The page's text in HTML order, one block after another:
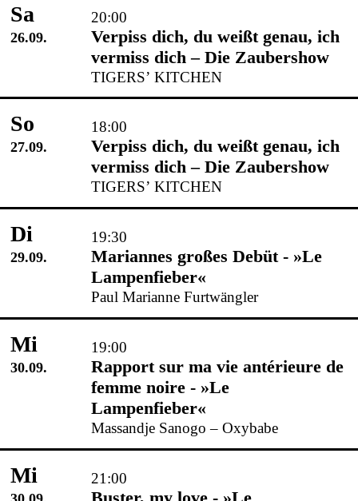
Sa
26.09.
20:00
Verpiss dich, du weißt genau, ich
vermiss dich – Die Zaubershow
TIGERS’ KITCHEN
So
27.09.
18:00
Verpiss dich, du weißt genau, ich
vermiss dich – Die Zaubershow
TIGERS’ KITCHEN
Di
29.09.
19:30
Mariannes großes Debüt - »Le
Lampenfieber«
Paul Marianne Furtwängler
Mi
30.09.
19:00
Rapport sur ma vie antérieure de
femme noire - »Le
Lampenfieber«
Massandje Sanogo – Oxybabe
Mi 21:00